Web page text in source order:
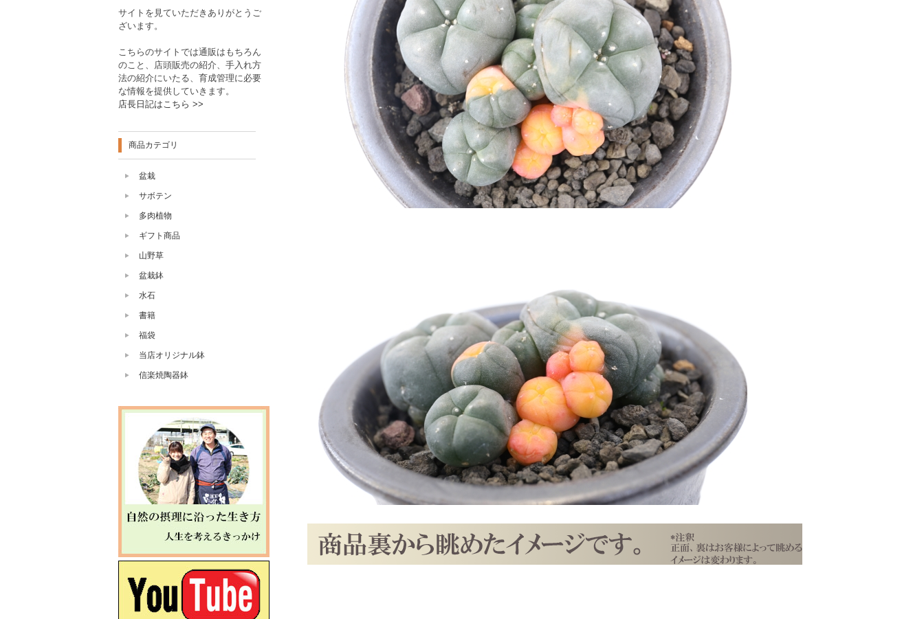
サイトを見ていただきありがとうご
ざいます。
こちらのサイトでは通販はもちろん
のこと、店頭販売の紹介、手入れ方
法の紹介にいたる、育成管理に必要
な情報を提供していきます。
店長日記はこちら >>
商品カテゴリ
盆栽
サボテン
多肉植物
ギフト商品
山野草
盆栽鉢
水石
書籍
福袋
当店オリジナル鉢
信楽焼陶器鉢